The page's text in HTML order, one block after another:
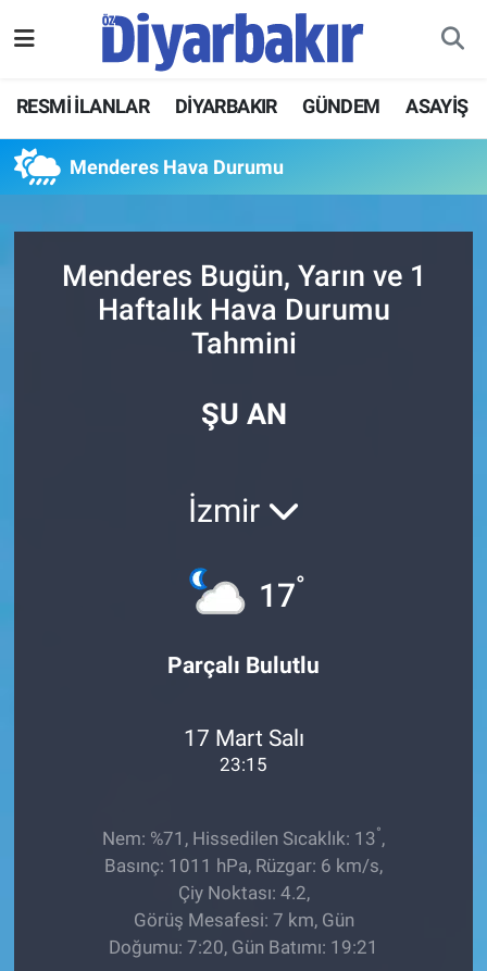
RESMİ İLANLAR DİYARBAKIR GÜNDEM ASAYİŞ
Menderes Hava Durumu
Menderes Bugün, Yarın ve 1
Haftalık Hava Durumu
Tahmini
ŞU AN
İzmir
17°
Parçalı Bulutlu
17 Mart Salı
23:15
Nem: %71, Hissedilen Sıcaklık: 13°,
Basınç: 1011 hPa, Rüzgar: 6 km/s,
Çiy Noktası: 4.2,
Görüş Mesafesi: 7 km, Gün
Doğumu: 7:20, Gün Batımı: 19:21
ASAYİŞ
DİYARBAKIR
GÜNDEM
Hava Durumu
Namaz Vakitleri
Süper Lig Puan Durumu ve Fikstür
Son Dakika Haberleri